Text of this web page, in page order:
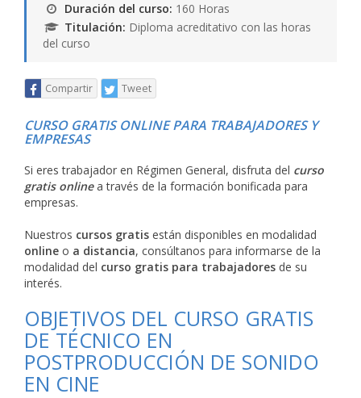
Duración del curso: 160 Horas
Titulación: Diploma acreditativo con las horas
del curso
Compartir Tweet
CURSO GRATIS ONLINE PARA TRABAJADORES Y
EMPRESAS
Si eres trabajador en Régimen General, disfruta del curso
gratis onlinea través de la formación bonificada para
empresas.
Nuestros cursos gratis están disponibles en modalidad
online o a distancia, consúltanos para informarse de la
modalidad del curso gratis para trabajadores de su
interés.
OBJETIVOS DEL CURSO GRATIS
DE TÉCNICO EN
POSTPRODUCCIÓN DE SONIDO
EN CINE